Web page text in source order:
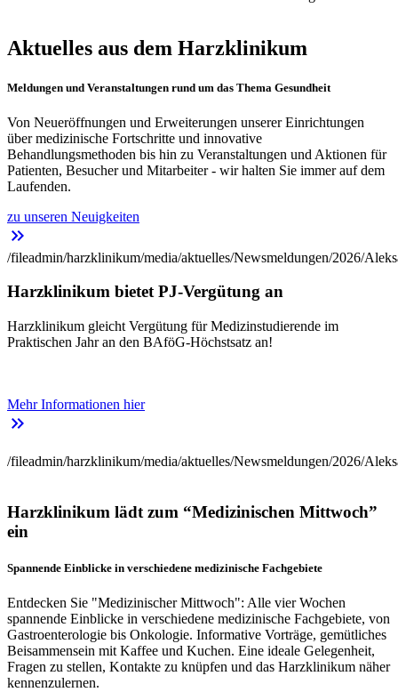
Aktuelles aus dem Harzklinikum
Meldungen und Veranstaltungen rund um das Thema Gesundheit
Von Neueröffnungen und Erweiterungen unserer Einrichtungen
über medizinische Fortschritte und innovative
Behandlungsmethoden bis hin zu Veranstaltungen und Aktionen für
Patienten, Besucher und Mitarbeiter - wir halten Sie immer auf dem
Laufenden.
zu unseren Neuigkeiten
keyboard_double_arrow_right
/fileadmin/harzklinikum/media/aktuelles/Newsmeldungen/2026/
Harzklinikum bietet PJ-Vergütung an
Harzklinikum gleicht Vergütung für Medizinstudierende im
Praktischen Jahr an den BAföG-Höchstsatz an!
Mehr Informationen hier
keyboard_double_arrow_right
/fileadmin/harzklinikum/media/aktuelles/Newsmeldungen/2026/
Harzklinikum lädt zum “Medizinischen Mittwoch”
ein
Spannende Einblicke in verschiedene medizinische Fachgebiete
Entdecken Sie "Medizinischer Mittwoch": Alle vier Wochen
spannende Einblicke in verschiedene medizinische Fachgebiete, von
Gastroenterologie bis Onkologie. Informative Vorträge, gemütliches
Beisammensein mit Kaffee und Kuchen. Eine ideale Gelegenheit,
Fragen zu stellen, Kontakte zu knüpfen und das Harzklinikum näher
kennenzulernen.